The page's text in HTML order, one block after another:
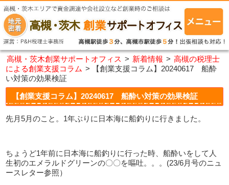
高槻・茨木創業サポートオフィス > 新着情報 > 高槻の税理士
による創業支援コラム >
【創業支援コラム】20240617 船酔
い対策の効果検証
【創業支援コラム】20240617 船酔い対策の効果検証
先月5月のこと。 1年ぶりに日本海に船釣りに行きました。
ちょうど1年前に日本海に船釣りに行った時、船酔いをして人
生初のエメラルドグリーンの〇〇を嘔吐。。。 (23/6月号のニュ
ースレター参照）